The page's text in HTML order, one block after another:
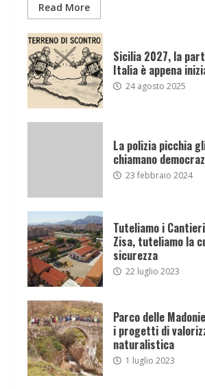
Read More
Sicilia 2027, la
Italia è appena
24 agosto 2025
La polizia picchia
chiamano
23 febbraio 2024
Tuteliamo i
Zisa, tuteliamo la
sicurezza
22 luglio 2023
Parco delle
i progetti di
naturalistica
1 luglio 2023